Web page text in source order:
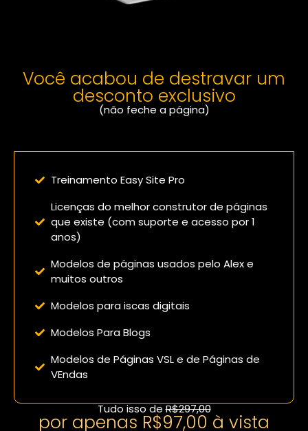
Você acabou de destravar um
desconto exclusivo
(não feche a página)
Confira o que você vai receber:
Treinamento Easy Site Pro
Licenças do melhor construtor de páginas
que existe (com suporte e acesso por 1
anos)
Modelos de páginas usados pelo Alex e
muitos outros
Modelos para iscas digitais
Modelos Para Blogs
Modelos de Páginas VSL e de Páginas de
VEndas
Tudo isso deR$297,00
por apenas R$97,00 à vista